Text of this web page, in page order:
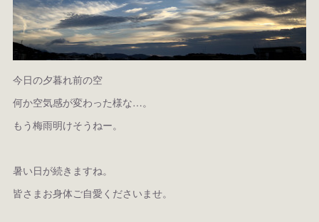
今日の夕暮れ前の空
何か空気感が変わった様な…。
もう梅雨明けそうねー。
暑い日が続きますね。
皆さまお身体ご自愛くださいませ。